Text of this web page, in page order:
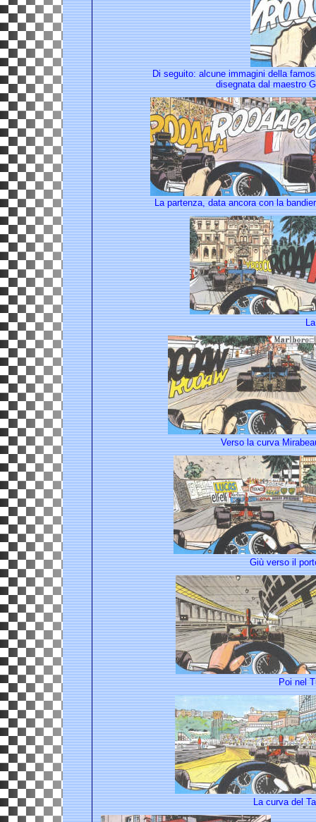
Di seguito: alcune immagini della
disegnata dal maestro
La partenza, data ancora con la
Verso la curva
Giù verso il
Poi nel
La curva del